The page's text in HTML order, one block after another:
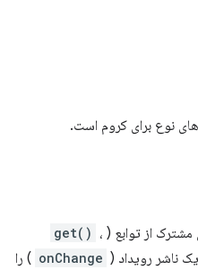
نوع برای کروم است.
از توابع ( get() ،
ناشر رویداد ( onChange ) را